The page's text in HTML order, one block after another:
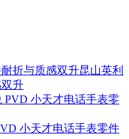
昆山英利
升
小天才电话手表零件